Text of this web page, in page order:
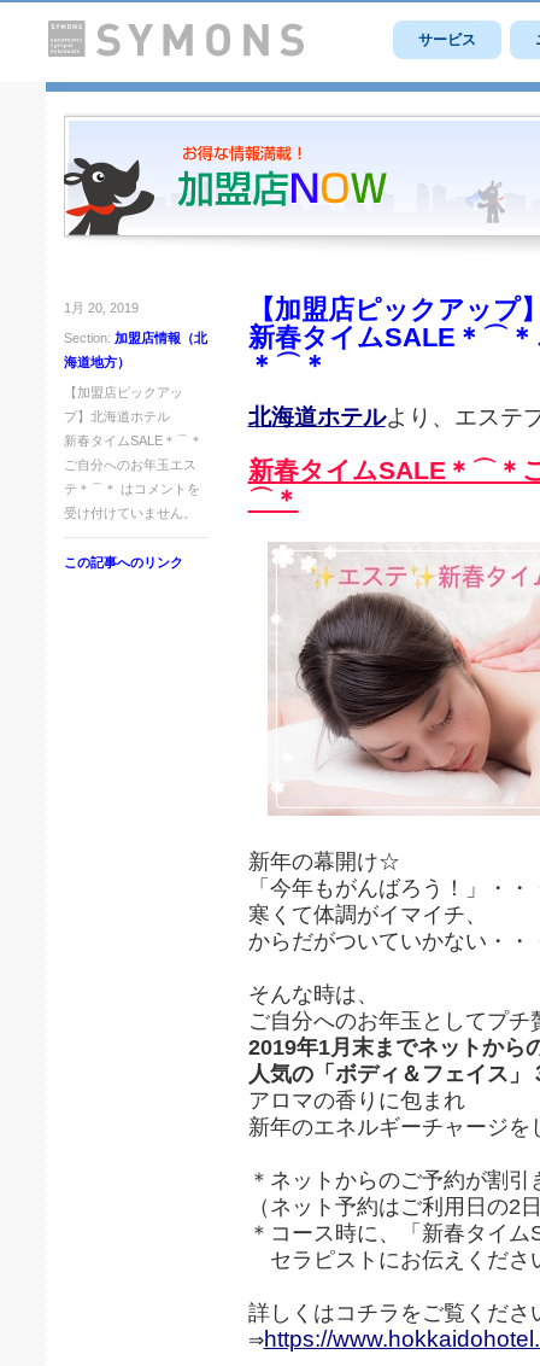
サービス
1月 20, 2019
Section: 加盟店情報（北
海道地方）
【加盟店ピックアッ
プ】北海道ホテル
新春タイムSALE＊⌒＊
ご自分へのお年玉エス
テ＊⌒＊ は コメントを
受け付けていません。
この記事へのリンク
【加盟店ピックアップ
新春タイムSALE＊⌒
＊⌒＊
北海道ホテルより、エステ
新春タイムSALE＊⌒＊
⌒＊
新年の幕開け☆
「今年もがんばろう！」・
寒くて体調がイマイチ、
からだがついていかない・・
そんな時は、
ご自分へのお年玉としてプチ
2019年1月末までネットから
人気の「ボディ＆フェイス
アロマの香りに包まれ
新年のエネルギーチャージ
＊ネットからのご予約が割
（ネット予約はご利用日の2
＊コース時に、「新春タイ
セラピストにお伝えくださ
詳しくはコチラをご覧くださ
⇒https://